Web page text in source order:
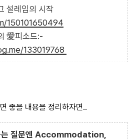
설레임의 시작
150101650494
愛피소드:-
133019768
좋을 내용을 정리하자면..
는 질문엔 Accommodation,